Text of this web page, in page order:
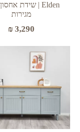
מגירות
₪ 3,290